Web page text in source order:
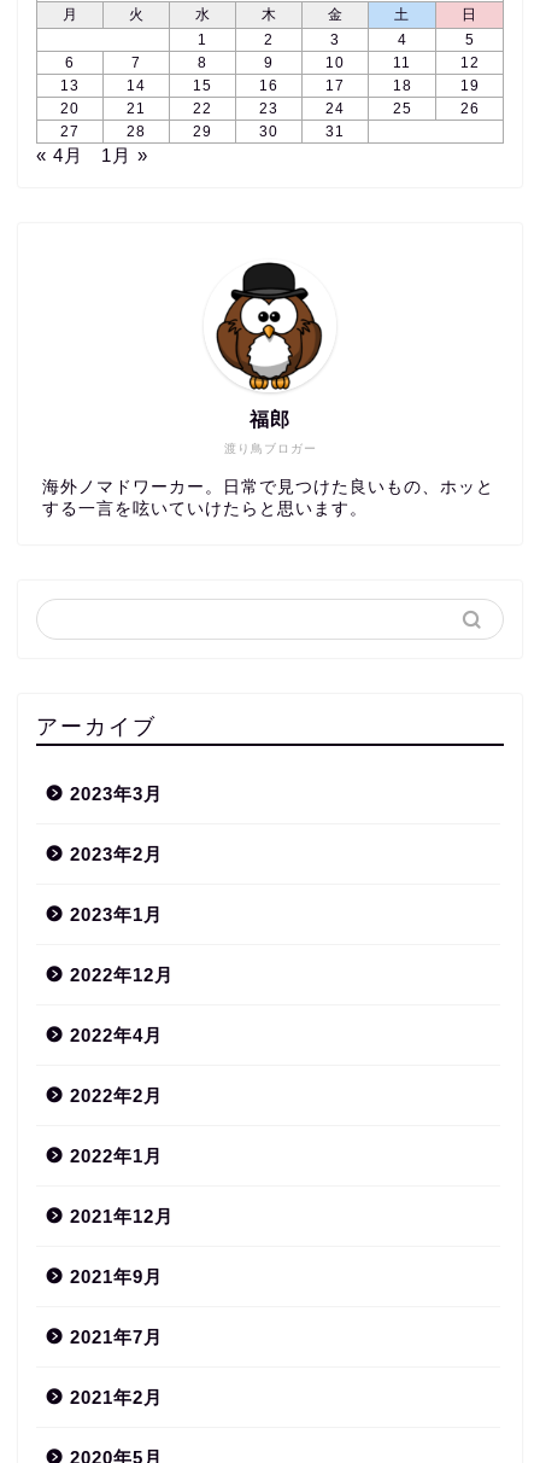
月
火 水 木 金 土
日
1
2 3 4
5
6
7 8 9 10 11
12
13
14 15 16 17 18
19
20
21 22 23 24 25
26
27
28 29 30 31
« 4月 1月 »
渡り鳥ブロガー
福郎
海外ノマドワーカー。日常で見つけた良いもの、ホッと
する一言を呟いていけたらと思います。
アーカイブ
2023年3月
2023年2月
2023年1月
2022年12月
2022年4月
2022年2月
2022年1月
2021年12月
2021年9月
2021年7月
2021年2月
2020年5月